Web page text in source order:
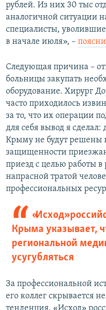
рублей. Из них 30 тыс
аналогичной ситуации
специалисты,
в начале июля», –​
Следующая причина –
больницы закупать
оборудование. Хирург
часто приходилось
за то, что их операции
для себя вывод я сделал:
Крыму не будут решены
защищенности
приезд с целью работы в
напрасной тратой
профессиональных
«Исход»
Крыма указывает,
региональной
усугубляться
За профессиональной
его коллег скрывается